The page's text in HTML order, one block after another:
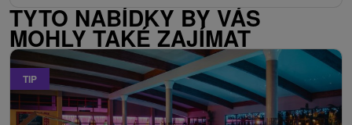
TYTO NABÍDKY BY VÁS
MOHLY TAKÉ ZAJÍMAT
TIP